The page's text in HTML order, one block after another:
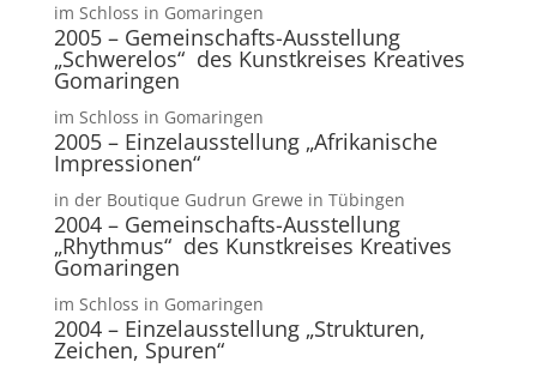
im Schloss in Gomaringen
2005 – Gemeinschafts-Ausstellung
„Schwerelos“ des Kunstkreises Kreatives
Gomaringen
im Schloss in Gomaringen
2005 – Einzelausstellung „Afrikanische
Impressionen“
in der Boutique Gudrun Grewe in Tübingen
2004 – Gemeinschafts-Ausstellung
„Rhythmus“ des Kunstkreises Kreatives
Gomaringen
im Schloss in Gomaringen
2004 – Einzelausstellung „Strukturen,
Zeichen, Spuren“